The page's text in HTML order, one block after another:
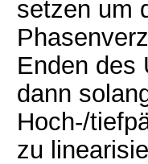
setzen um
Enden des
dann
Hoch-/
zu